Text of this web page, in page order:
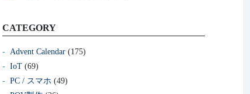
CATEGORY
Advent Calendar (175)
IoT (69)
PC / スマホ (49)